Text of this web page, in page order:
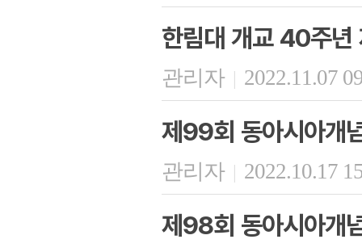
한림대 개교 40주
관리자 | 2022.11.07
제99회 동아시아개
관리자 | 2022.10.17
제98회 동아시아개